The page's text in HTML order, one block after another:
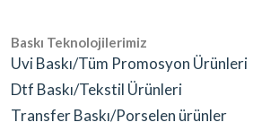
Baskı Teknolojilerimiz
Uvi Baskı/Tüm Promosyon Ürünleri
Dtf Baskı/Tekstil Ürünleri
Transfer Baskı/Porselen ürünler